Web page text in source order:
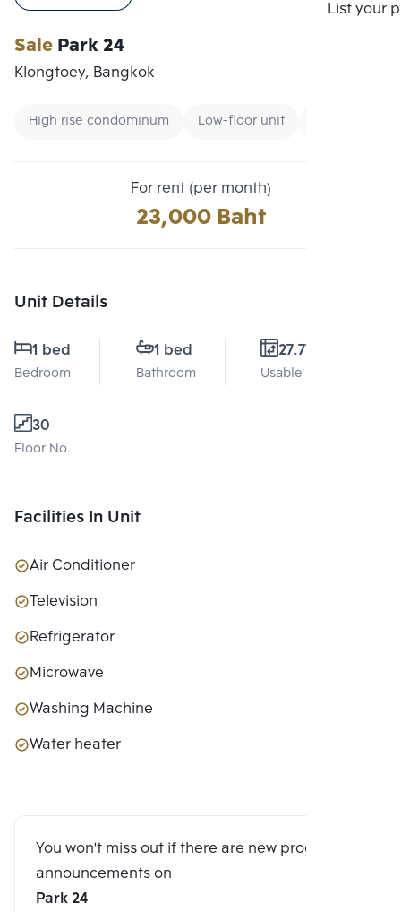
List your
SalePark 24
Klongtoey, Bangkok
High rise condominum Low-floor unit
For rent (per month)
23,000 Baht
Unit Details
1 bed
Bedroom
1 bed
Bathroom
27.77 Sq.m.
Usable area
30
Floor No.
Facilities In Unit
Air Conditioner
Television
Refrigerator
Microwave
Washing Machine
Water heater
You won't miss out if there are new program
announcements on
Park 24